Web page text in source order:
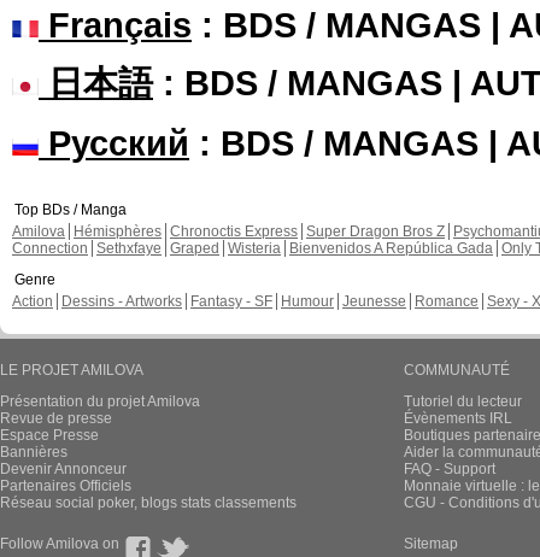
Français : BDS / MANGAS |
日本語: BDS / MANGAS |
Русский : BDS / MANGAS |
Top BDs / Manga
Amilova
Hémisphères Chronoctis Express Super Dragon Bros Z
Connection Sethxfaye Graped Wisteria Bienvenidos A República Gada Only
Genre
Action
Dessins - Artworks Fantasy - SF Humour Jeunesse Romance Sexy -
LE PROJET AMILOVA
Présentation du projet Amilova
Revue de presse
Espace Presse
Bannières
Devenir Annonceur
Partenaires Officiels
Réseau social poker, blogs stats classements
COMMUNAUTÉ
Tutoriel du lecteur
Évènements IRL
Boutiques
Aider la
FAQ - Support
Monnaie virtuelle :
CGU - Conditions
Follow Amilova on Sitemap